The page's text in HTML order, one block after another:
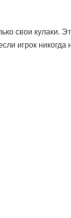
свои кулаки.
игрок никогда